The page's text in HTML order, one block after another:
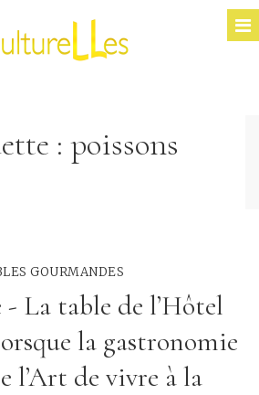
: poissons
GOURMANDES
- La table de l’Hôtel
la gastronomie
l’Art de vivre à la